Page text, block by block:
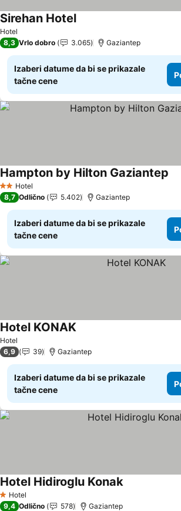
Hotel
Sirehan HotelPogledaj cene
8,3 Vrlo dobro 3.065 Gaziantep
Izaberi datume da bi se prikazale
tačne cene
2 Zvezdice
Hotel
Hampton by Hilton Gaziantep
8,7 Odlično 5.402 Gaziantep
Izaberi datume da bi se prikazale
tačne cene
Hotel
Hotel KONAKPogledaj cene
6,9 39 Gaziantep
Izaberi datume da bi se prikazale
tačne cene
1 Zvezdice
Hotel
Hotel Hidiroglu KonakPogledaj cene
9,4 Odlično 578 Gaziantep